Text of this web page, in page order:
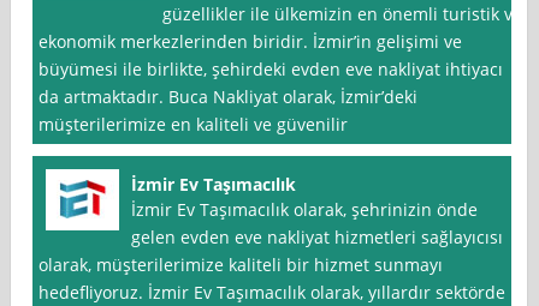
güzellikler ile ülkemizin en önemli turistik ve
ekonomik merkezlerinden biridir. İzmir’in gelişimi ve
büyümesi ile birlikte, şehirdeki evden eve nakliyat ihtiyacı
da artmaktadır. Buca Nakliyat olarak, İzmir’deki
müşterilerimize en kaliteli ve güvenilir
İzmir Ev Taşımacılık
İzmir Ev Taşımacılık olarak, şehrinizin önde
gelen evden eve nakliyat hizmetleri sağlayıcısı
olarak, müşterilerimize kaliteli bir hizmet sunmayı
hedefliyoruz. İzmir Ev Taşımacılık olarak, yıllardır sektörde